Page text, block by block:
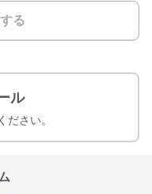
る
ル
ださい。